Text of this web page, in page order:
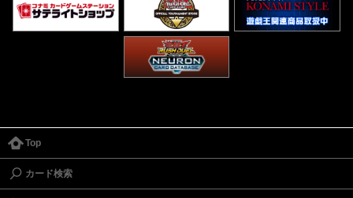
Top
カード検索